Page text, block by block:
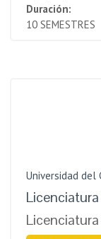
Duración:
10 SEMESTRES
Universidad del